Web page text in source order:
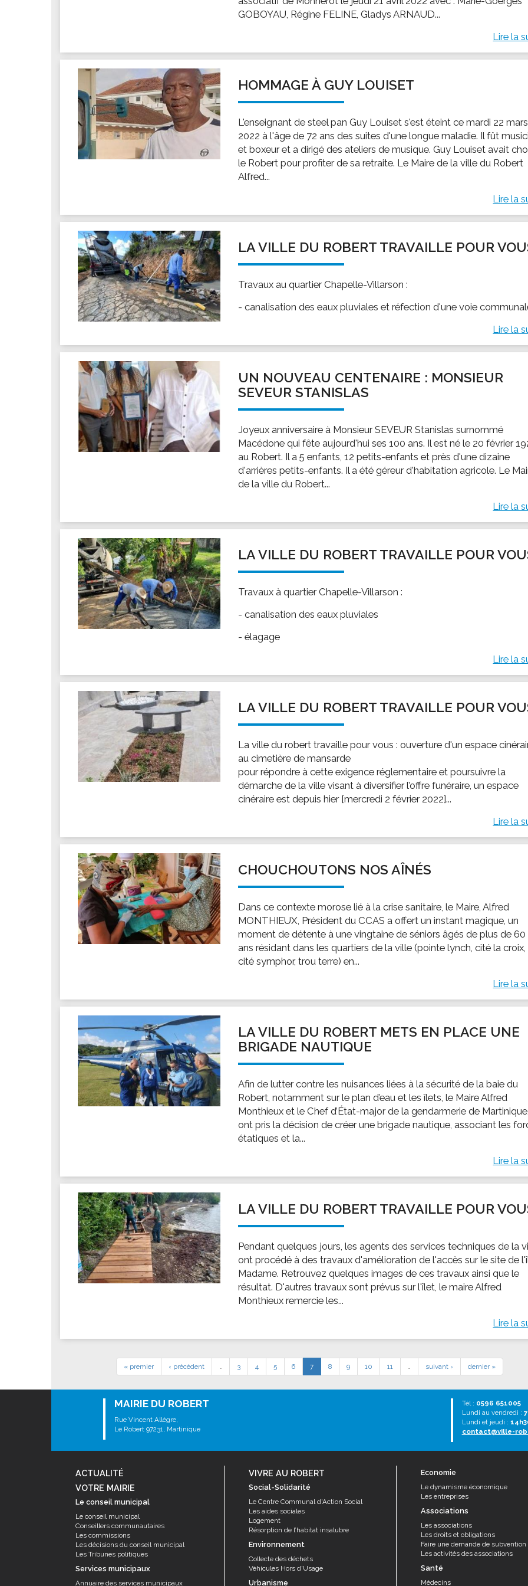
VIE PRATIQUE
Les espaces numériques
Infos baignade
Infos sargasse
Toilettes publiques
SANTÉ
Annuaire santé
GOBOYAU, Régine FELINE, Gladys ARNAUD...
Lire la
HOMMAGE À GUY LOUISET
L'enseignant de steel pan Guy Louiset s'est éteint ce mardi 22 mars
2022 à l'âge de 72 ans des suites d'une longue maladie. Il fût
et boxeur et a dirigé des ateliers de musique. Guy Louiset avait
le Robert pour profiter de sa retraite. Le Maire de la ville du Robert
Alfred...
Lire la
LA VILLE DU ROBERT TRAVAILLE POUR
Travaux au quartier Chapelle-Villarson :
- canalisation des eaux pluviales et réfection d'une voie
Lire la
UN NOUVEAU CENTENAIRE : MONSIEUR
SEVEUR STANISLAS
Joyeux anniversaire à Monsieur SEVEUR Stanislas surnommé
Macédone qui fête aujourd'hui ses 100 ans. Il est né le 20 février
au Robert. Il a 5 enfants, 12 petits-enfants et près d'une dizaine
d'arrières petits-enfants. Il a été géreur d'habitation agricole. Le
de la ville du Robert...
Lire la
LA VILLE DU ROBERT TRAVAILLE POUR
Travaux à quartier Chapelle-Villarson :
- canalisation des eaux pluviales
- élagage
Lire la
LA VILLE DU ROBERT TRAVAILLE POUR
La ville du robert travaille pour vous : ouverture d'un espace
au cimetière de mansarde
pour répondre à cette exigence réglementaire et poursuivre la
démarche de la ville visant à diversifier l’offre funéraire, un espace
cinéraire est depuis hier [mercredi 2 février 2022]...
Lire la
CHOUCHOUTONS NOS AÎNÉS
Dans ce contexte morose lié à la crise sanitaire, le Maire, Alfred
MONTHIEUX, Président du CCAS a offert un instant magique, un
moment de détente à une vingtaine de séniors âgés de plus de 60
ans résidant dans les quartiers de la ville (pointe lynch, cité la croix,
cité symphor, trou terre) en...
Lire la
LA VILLE DU ROBERT METS EN PLACE UNE
BRIGADE NAUTIQUE
Afin de lutter contre les nuisances liées à la sécurité de la baie du
Robert, notamment sur le plan d’eau et les îlets, le Maire Alfred
Monthieux et le Chef d’État-major de la gendarmerie de Martinique,
ont pris la décision de créer une brigade nautique, associant les
étatiques et la...
Lire la
LA VILLE DU ROBERT TRAVAILLE POUR
Pendant quelques jours, les agents des services techniques de la
ont procédé à des travaux d'amélioration de l'accès sur le site de
Madame. Retrouvez quelques images de ces travaux ainsi que le
résultat. D'autres travaux sont prévus sur l'îlet, le maire Alfred
Monthieux remercie les...
Lire la
« premier ‹ précédent 3 4 5 6 7 8 9 10 11 suivant › dernier »
MAIRIE DU ROBERT
Rue Vincent Allègre,
Le Robert 97231, Martinique
Tél : 0596 651005
Lundi au vendredi :
Lundi et jeudi :
contact@ville-
ACTUALITÉ
VOTRE MAIRIE
Le conseil municipal
Le conseil municipal
Conseillers communautaires
Les commissions
Les décisions du conseil municipal
Les Tribunes politiques
Services municipaux
Annuaire des services municipaux
VIVRE AU ROBERT
Social-Solidarité
Le Centre Communal d'Action Social
Les aides sociales
Logement
Résorption de l’habitat insalubre
Environnement
Collecte des déchets
Véhicules Hors d'Usage
Urbanisme
Economie
Le dynamisme économique
Les entreprises
Associations
Les associations
Les droits et obligations
Faire une demande de subvention
Les activités des associations
Santé
Médecins